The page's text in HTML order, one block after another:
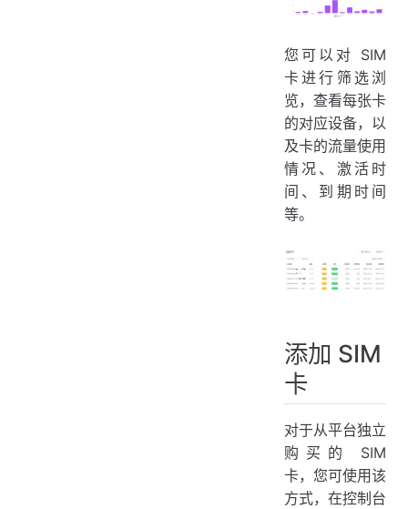
您可以对 SIM
卡进行筛选浏
览，查看每张卡
的对应设备，以
及卡的流量使用
情况、激活时
间、到期时间
等。
添加 SIM
卡
对于从平台独立
购买的 SIM
卡，您可使用该
方式，在控制台